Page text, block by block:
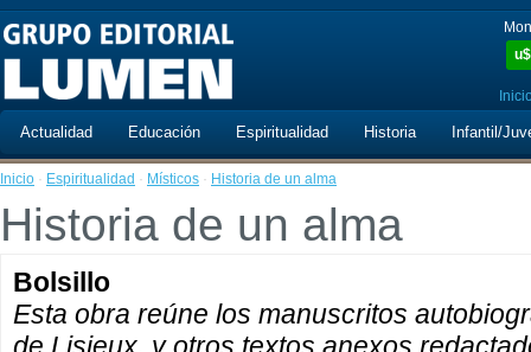
u$
Actualidad Educación Espiritualidad Historia Infantil/
Inicio · Espiritualidad · Místicos · Historia de un alma
Historia de un alma
Bolsillo
Esta obra reúne los manuscritos